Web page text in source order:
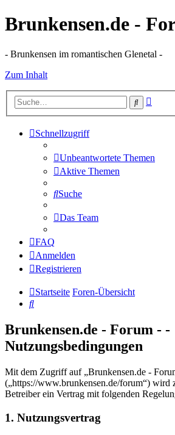
Brunkensen.de -
- Brunkensen im romantischen Glenetal -
Zum Inhalt
Suche
Schnellzugriff
Unbeantwortete Themen
Aktive Themen
Suche
Das Team
FAQ
Anmelden
Registrieren
Startseite Foren-Übersicht
Suche
Brunkensen.de - Forum - -
Nutzungsbedingungen
Mit dem Zugriff auf „Brunkensen.de -
(„https://www.brunkensen.de/forum“) wird
Betreiber ein Vertrag mit folgenden
1. Nutzungsvertrag